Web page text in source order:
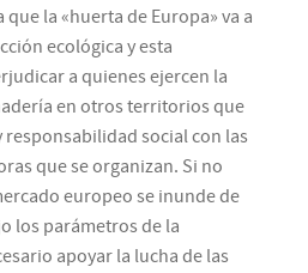
la «huerta de Europa» va a
ecológica y esta
a quienes ejercen la
en otros territorios que
social con las
que se organizan. Si no
europeo se inunde de
los parámetros de la
apoyar la lucha de las